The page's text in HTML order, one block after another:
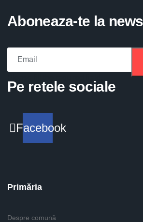
Aboneaza-te la
Pe retele sociale
Facebook
Primăria
Despre comună